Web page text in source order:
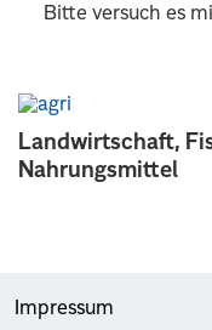
Landwirtschaft,
Nahrungsmittel
Bitte versuch es
Impressum